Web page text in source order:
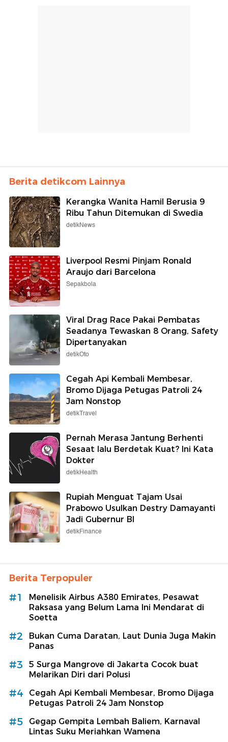
Berita detikcom Lainnya
Kerangka Wanita Hamil Berusia 9
Ribu Tahun Ditemukan di Swedia
detikNews
Liverpool Resmi Pinjam Ronald
Araujo dari Barcelona
Sepakbola
Viral Drag Race Pakai Pembatas
Seadanya Tewaskan 8 Orang, Safety
Dipertanyakan
detikOto
Cegah Api Kembali Membesar,
Bromo Dijaga Petugas Patroli 24
Jam Nonstop
detikTravel
Pernah Merasa Jantung Berhenti
Sesaat lalu Berdetak Kuat? Ini Kata
Dokter
detikHealth
Rupiah Menguat Tajam Usai
Prabowo Usulkan Destry Damayanti
Jadi Gubernur BI
detikFinance
Berita Terpopuler
#1
Menelisik Airbus A380 Emirates, Pesawat
Raksasa yang Belum Lama Ini Mendarat di
Soetta
#2
Bukan Cuma Daratan, Laut Dunia Juga Makin
Panas
#3
5 Surga Mangrove di Jakarta Cocok buat
Melarikan Diri dari Polusi
#4
Cegah Api Kembali Membesar, Bromo Dijaga
Petugas Patroli 24 Jam Nonstop
#5
Gegap Gempita Lembah Baliem, Karnaval
Lintas Suku Meriahkan Wamena